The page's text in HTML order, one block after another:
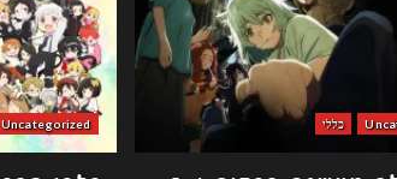
כללי Uncategorized